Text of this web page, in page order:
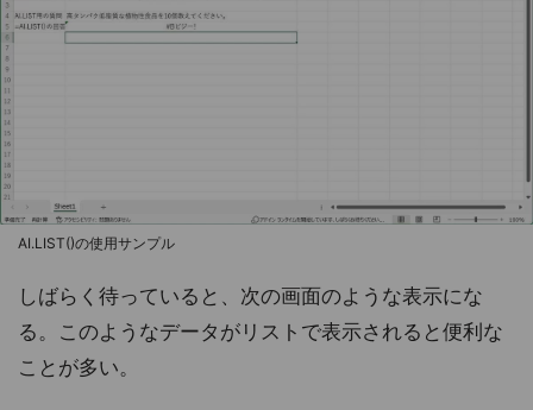
AI.LIST()の使用サンプル
しばらく待っていると、次の画面のような表示にな
る。このようなデータがリストで表示されると便利な
ことが多い。